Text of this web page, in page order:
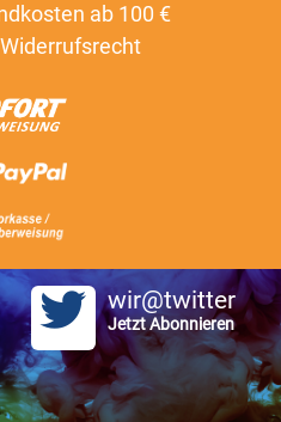
ab 100 €
wir@twitter
Jetzt Abonnieren